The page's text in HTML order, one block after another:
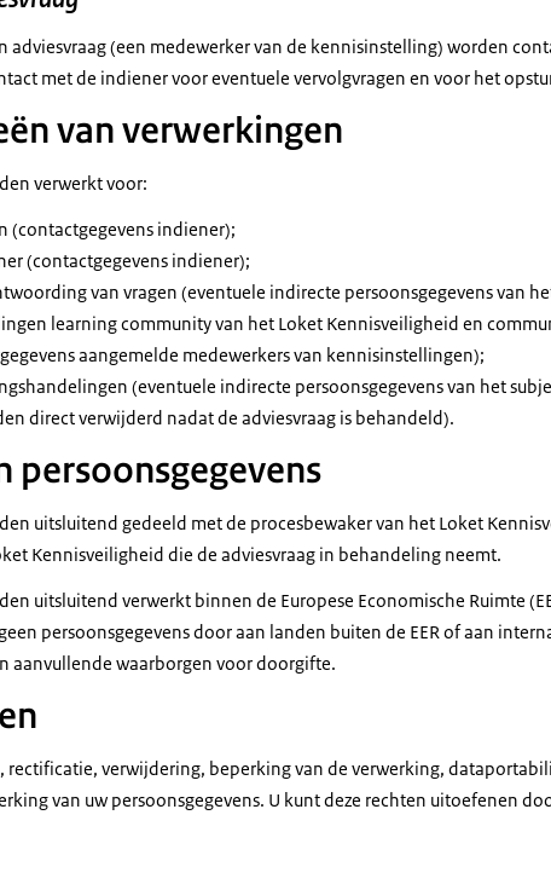
adviesvraag (een medewerker van de kennisinstelling) worden
met de indiener voor eventuele vervolgvragen en voor het
van verwerkingen
verwerkt voor:
(contactgegevens indiener);
(contactgegevens indiener);
van vragen (eventuele indirecte persoonsgegevens van
learning community van het Loket Kennisveiligheid en
aangemelde medewerkers van kennisinstellingen);
(eventuele indirecte persoonsgegevens van het
direct verwijderd nadat de adviesvraag is behandeld).
persoonsgegevens
uitsluitend gedeeld met de procesbewaker van het Loket
Kennisveiligheid die de adviesvraag in behandeling neemt.
uitsluitend verwerkt binnen de Europese Economische Ruimte
persoonsgegevens door aan landen buiten de EER of aan
aanvullende waarborgen voor doorgifte.
rectificatie, verwijdering, beperking van de verwerking,
van uw persoonsgegevens. U kunt deze rechten uitoefenen